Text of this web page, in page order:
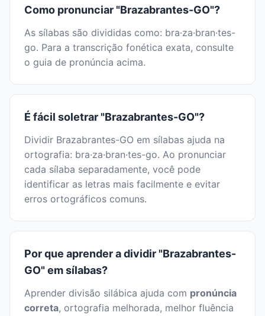
Como pronunciar "Brazabrantes-GO"?
As sílabas são divididas como: bra·za·bran·tes-
go. Para a transcrição fonética exata, consulte
o guia de pronúncia acima.
É fácil soletrar "Brazabrantes-GO"?
Dividir Brazabrantes-GO em sílabas ajuda na
ortografia: bra·za·bran·tes-go. Ao pronunciar
cada sílaba separadamente, você pode
identificar as letras mais facilmente e evitar
erros ortográficos comuns.
Por que aprender a dividir "Brazabrantes-
GO" em sílabas?
Aprender divisão silábica ajuda com pronúncia
correta, ortografia melhorada, melhor fluência